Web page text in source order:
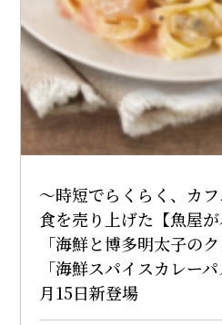
～時短でらくらく、カ
食を売り上げた【魚屋
「海鮮と博多明太子の
「海鮮スパイスカレー
月15日新登場